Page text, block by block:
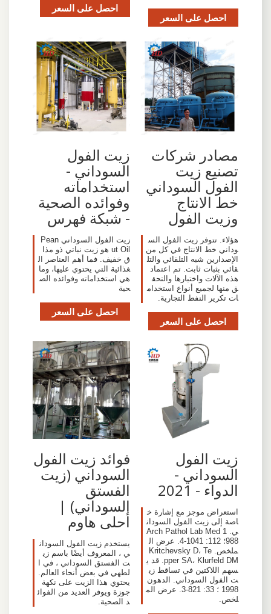
احصل على السعر
احصل على السعر
مصادر شركات
تصنيع زيت
الفول السوداني
خط الانتاج
وزيت الفول
هؤلاء. تتوفر زيت الفول الس
وداني خط الانتاج في كل من
الإصدارين شبه التلقائي والتل
قائي بثبات ثابت. تم اعتماد
هذه الآلات واختبارها والتحق
ق منها لجميع أنواع استخدام
ات تكرير النفط التجارية.
احصل على السعر
زيت الفول
السوداني -
استخداماته
وفوائده الصحية
- شبكة فهرس
زيت الفول السوداني Pean
ut Oil هو زيت نباتي ذو مذا
ق خفيف. فما أهم العناصر ال
غذائية التي يحتوي عليها، وما
هي استخداماته وفوائده الص
حية
احصل على السعر
زيت الفول
السوداني -
الدواء - 2021
استعراض موجز مع إشارة خ
اصة إلى زيت الفول السودان
ي. Arch Pathol Lab Med 1
988؛ 112: 1041-4. عرض ال
ملخص. Kritchevsky D، Te
pper SA، Klurfeld DM. قد ي
سهم اللاكتين في تساقط زي
ت الفول السوداني. الدهون
1998 ؛ 33: 821-3. عرض الم
لخص.
فوائد زيت الفول
السوداني (زيت
الفستق
السوداني) |
أحلى هاوم
يستخدم زيت الفول السودان
ي ، المعروف أيضًا باسم زي
ت الفستق السوداني ، في ا
لطهي في بعض أنحاء العالم.
يحتوي هذا الزيت على نكهة
جوزة ويوفر العديد من الفوائ
د الصحية.